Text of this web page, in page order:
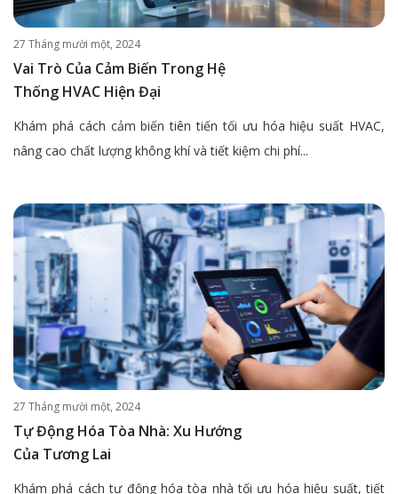
27 Tháng mười một, 2024
Vai Trò Của Cảm Biến Trong Hệ
Thống HVAC Hiện Đại
Khám phá cách cảm biến tiên tiến tối ưu hóa hiệu suất HVAC,
nâng cao chất lượng không khí và tiết kiệm chi phí...
27 Tháng mười một, 2024
Tự Động Hóa Tòa Nhà: Xu Hướng
Của Tương Lai
Khám phá cách tự động hóa tòa nhà tối ưu hóa hiệu suất, tiết